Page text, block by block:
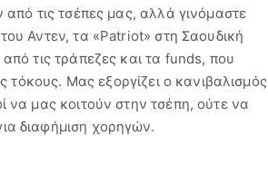
τις τσέπες μας, αλλά γινόμαστε
Αντεν, τα «Patriot» στη Σαουδική
τις τράπεζες και τα funds, που
τόκους. Μας εξοργίζει ο κανιβαλισμός
να μας κοιτούν στην τσέπη, ούτε να
διαφήμιση χορηγών.